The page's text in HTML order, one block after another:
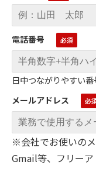
電話番号
日中つながりやすい番
メールアドレス
※会社でお使いの
Gmail等、フリーア